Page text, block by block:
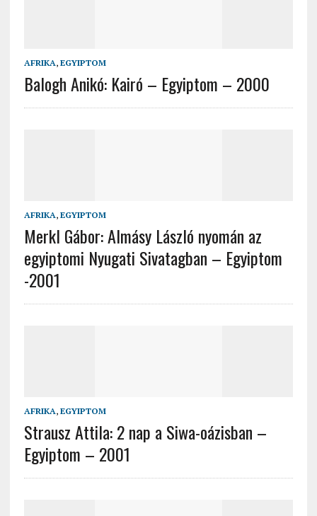
AFRIKA, EGYIPTOM
Balogh Anikó: Kairó – Egyiptom – 2000
AFRIKA, EGYIPTOM
Merkl Gábor: Almásy László nyomán az
egyiptomi Nyugati Sivatagban – Egyiptom
-2001
AFRIKA, EGYIPTOM
Strausz Attila: 2 nap a Siwa-oázisban –
Egyiptom – 2001